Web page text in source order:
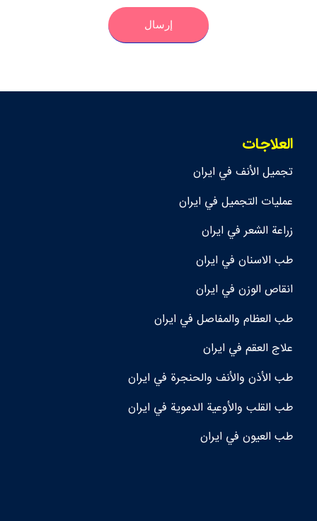
العلاجات
تجمیل الأنف في ايران
عمليات التجميل في ايران
زراعة الشعر في ايران
طب الاسنان في ايران
انقاص الوزن في ايران
طب العظام والمفاصل في ايران
علاج العقم في ايران
طب الأذن والأنف والحنجرة في ايران
طب القلب والأوعية الدموية في ايران
طب العيون في ايران